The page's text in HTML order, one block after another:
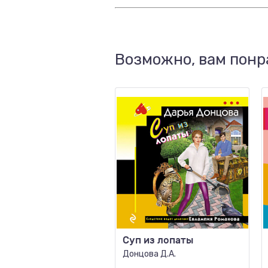
Возможно, вам
Суп из лопаты
Донцова Д.А.